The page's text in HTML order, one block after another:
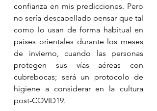
confianza en mis predicciones. Pero
no sería descabellado pensar que tal
como lo usan de forma habitual en
países orientales durante los meses
de invierno, cuando las personas
protegen sus vías aéreas con
cubrebocas; será un protocolo de
higiene a considerar en la cultura
post-COVID19.